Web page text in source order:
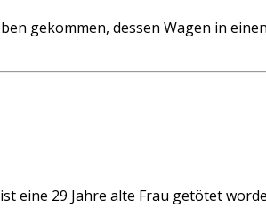
gekommen, dessen Wagen in
eine 29 Jahre alte Frau getötet